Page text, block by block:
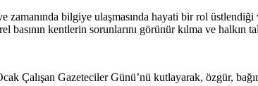
zamanında bilgiye ulaşmasında hayati bir rol
kentlerin sorunlarını görünür kılma ve halkın
Çalışan Gazeteciler Günü’nü kutlayarak, özgür,